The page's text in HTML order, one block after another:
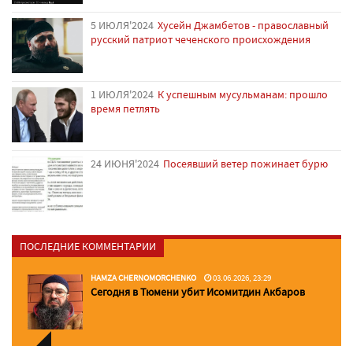
5 ИЮЛЯ'2024 Хусейн Джамбетов - православный
русский патриот чеченского происхождения
1 ИЮЛЯ'2024 К успешным мусульманам: прошло
время петлять
24 ИЮНЯ'2024 Посеявший ветер пожинает бурю
ПОСЛЕДНИЕ КОММЕНТАРИИ
HAMZA CHERNOMORCHENKO 03.06.2026, 23:29
Сегодня в Тюмени убит Исомитдин Акбаров